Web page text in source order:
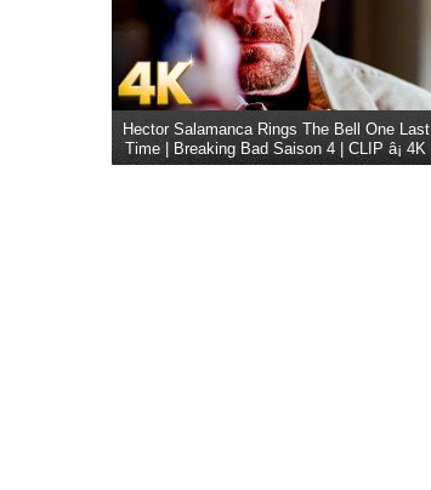
Hector Salamanca Rings The Bell One Last
Time | Breaking Bad Saison 4 | CLIP â¡ 4K